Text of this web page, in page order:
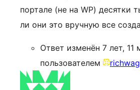
портале (не на WP) десятки
ли они это вручную все
Ответ изменён 7 лет, 11
пользователем